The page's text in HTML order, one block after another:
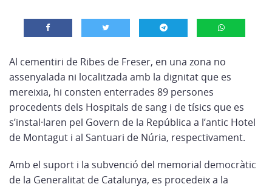
Al cementiri de Ribes de Freser, en una zona no
assenyalada ni localitzada amb la dignitat que es
mereixia, hi consten enterrades 89 persones
procedents dels Hospitals de sang i de tísics que es
s’instal·laren pel Govern de la República a l’antic Hotel
de Montagut i al Santuari de Núria, respectivament.
Amb el suport i la subvenció del memorial democràtic
de la Generalitat de Catalunya, es procedeix a la